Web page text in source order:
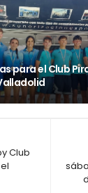
para el Club
Club